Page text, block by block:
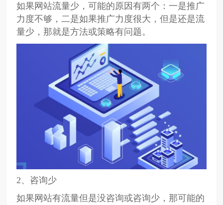
如果网站流量少，可能的原因有两个：一是推广
力度不够，二是如果推广力度很大，但是还是流
量少，那就是方法或策略有问题。
2、咨询少
如果网站有流量但是没咨询或咨询少，那可能的